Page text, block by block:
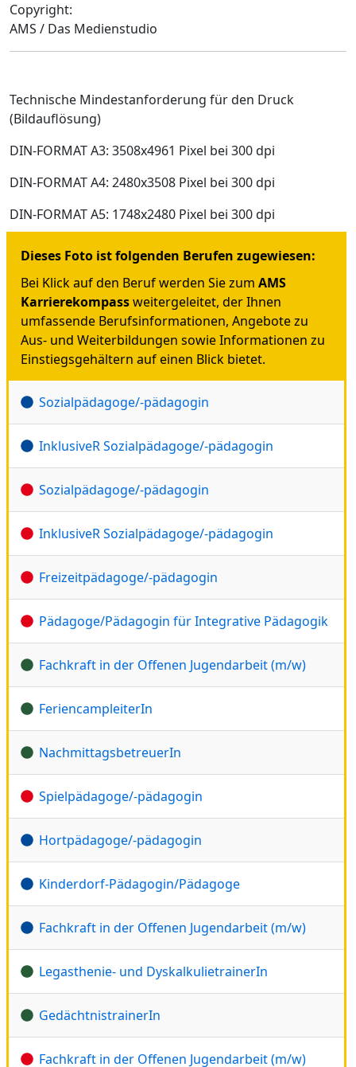
Copyright:
AMS / Das Medienstudio
Technische Mindestanforderung für den Druck
(Bildauflösung)
DIN-FORMAT A3: 3508x4961 Pixel bei 300 dpi
DIN-FORMAT A4: 2480x3508 Pixel bei 300 dpi
DIN-FORMAT A5: 1748x2480 Pixel bei 300 dpi
Dieses Foto ist folgenden Berufen zugewiesen:
Bei Klick auf den Beruf werden Sie zum AMS
Karrierekompassweitergeleitet, der Ihnen
umfassende Berufsinformationen, Angebote zu
Aus- und Weiterbildungen sowie Informationen zu
Einstiegsgehältern auf einen Blick bietet.
Sozialpädagoge/-pädagogin
InklusiveR Sozialpädagoge/-pädagogin
Sozialpädagoge/-pädagogin
InklusiveR Sozialpädagoge/-pädagogin
Freizeitpädagoge/-pädagogin
Pädagoge/Pädagogin für Integrative Pädagogik
Fachkraft in der Offenen Jugendarbeit (m/w)
FeriencampleiterIn
NachmittagsbetreuerIn
Spielpädagoge/-pädagogin
Hortpädagoge/-pädagogin
Kinderdorf-Pädagogin/Pädagoge
Fachkraft in der Offenen Jugendarbeit (m/w)
Legasthenie- und DyskalkulietrainerIn
GedächtnistrainerIn
Fachkraft in der Offenen Jugendarbeit (m/w)